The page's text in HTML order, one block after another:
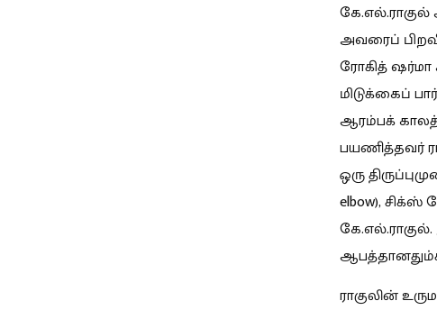
அவரைப்
ரோகித்
மிடுக்கைப்
ஆரம்பக்
பயணித்தவர்
ஒரு
elbow),
கே.எல்.ராகுல்.
ராகுலின்